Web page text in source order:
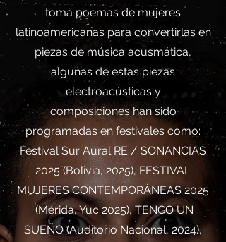
toma poemas de mujeres
latinoamericanas para convertirlas en
piezas de música acusmática,
algunas de estas piezas
electroacústicas y
composicioneshan sido
programadas en festivales como:
Festival Sur Aural RE / SONANCIAS
2025 (Bolivia, 2025), FESTIVAL
MUJERES CONTEMPORÁNEAS 2025
(Mérida, Yuc 2025), TENGO UN
SUEÑO (Auditorio Nacional, 2024),